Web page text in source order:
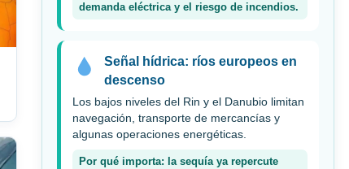
demanda eléctrica y el riesgo de incendios.
Señal hídrica: ríos europeos en
descenso
Los bajos niveles del Rin y el Danubio limitan
navegación, transporte de mercancías y
algunas operaciones energéticas.
Por qué importa: la sequía ya repercute